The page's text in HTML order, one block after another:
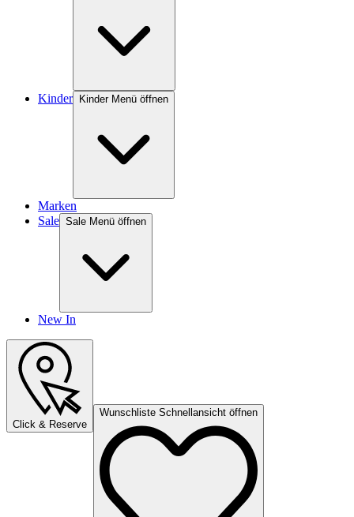
Kinder Kinder Menü öffnen
Marken
Sale Sale Menü öffnen
New In
Click & Reserve
Wunschliste Schnellansicht öffnen